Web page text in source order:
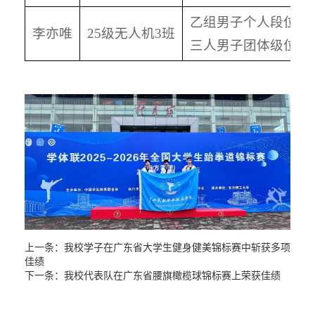
李亦唯 25级无人机3班
乙组男子个人段位品
三人男子团体级位品
上一条： 我校学子在广东省大学生健身健美锦标赛中斩获多项
佳绩
下一条： 我校代表队在广东省腰旗橄榄球锦标赛上荣获佳绩